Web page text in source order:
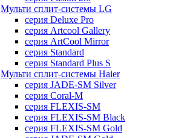
Мульти сплит-системы LG
серия Deluxe Pro
серия Artcool Gallery
серия ArtCool Mirror
серия Standard
серия Standard Plus S
Мульти сплит-системы Haier
серия JADE-SM Silver
серия Coral-M
серия FLEXIS-SM
серия FLEXIS-SM Black
серия FLEXIS-SM Gold